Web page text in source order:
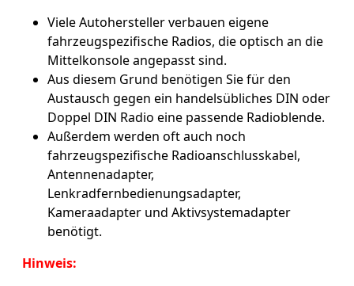
Viele Autohersteller verbauen eigene
fahrzeugspezifische Radios, die optisch an die
Mittelkonsole angepasst sind.
Aus diesem Grund benötigen Sie für den
Austausch gegen ein handelsübliches DIN oder
Doppel DIN Radio eine passende Radioblende.
Außerdem werden oft auch noch
fahrzeugspezifische Radioanschlusskabel,
Antennenadapter,
Lenkradfernbedienungsadapter,
Kameraadapter und Aktivsystemadapter
benötigt.
Hinweis: